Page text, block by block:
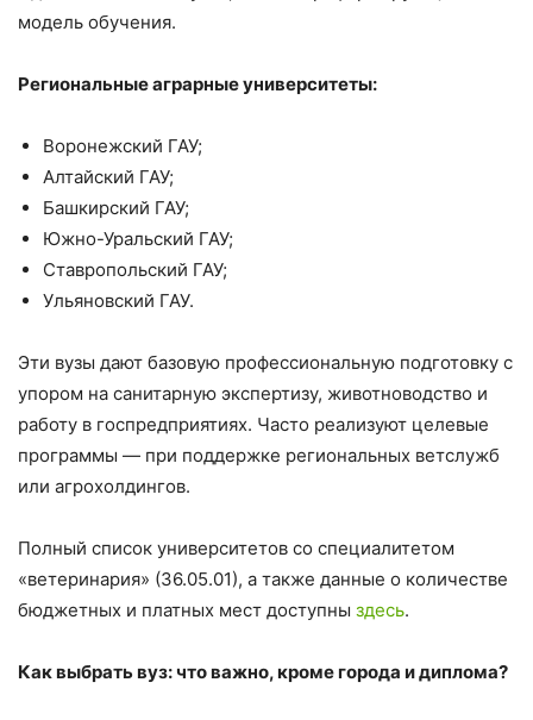
модель обучения.
Региональные аграрные университеты:
Воронежский ГАУ;
Алтайский ГАУ;
Башкирский ГАУ;
Южно-Уральский ГАУ;
Ставропольский ГАУ;
Ульяновский ГАУ.
Эти вузы дают базовую профессиональную подготовку с
упором на санитарную экспертизу, животноводство и
работу в госпредприятиях. Часто реализуют целевые
программы — при поддержке региональных ветслужб
или агрохолдингов.
Полный список университетов со специалитетом
«ветеринария» (36.05.01), а также данные о количестве
бюджетных и платных мест доступны здесь.
Как выбрать вуз: что важно, кроме города и диплома?